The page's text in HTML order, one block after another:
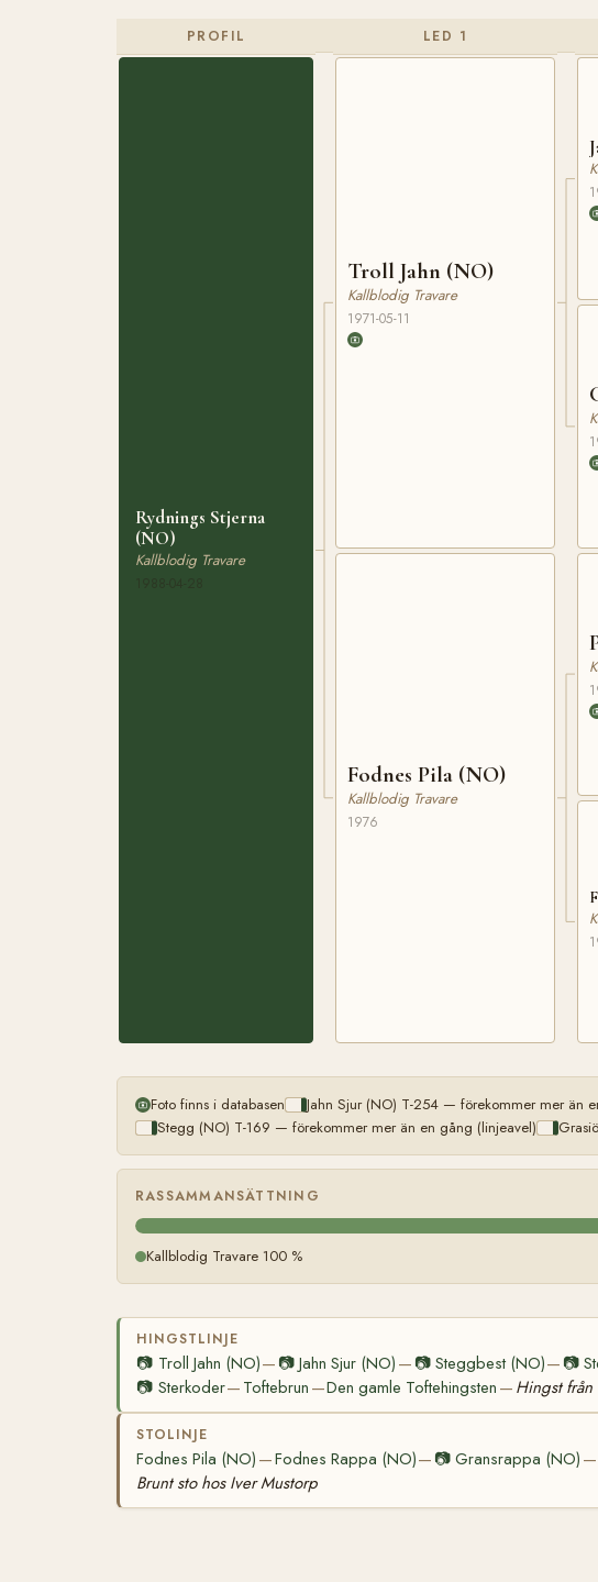
PROFIL
Rydnings Stjerna
(NO)
Kallblodig Travare
LED 1
Troll Jahn (NO)
Kallblodig Travare
1971-05-11
Fodnes Pila (NO)
Kallblodig Travare
1976
Foto finns i databasen Jahn Sjur (NO) T-254 — förekommer mer än
Stegg (NO) T-169 — förekommer mer än en gång (linjeavel)
RASSAMMANSÄTTNING
Kallblodig Travare 100 %
HINGSTLINJE
📷 Troll Jahn (NO)— 📷Jahn Sjur (NO) — 📷 Steggbest (NO)— 📷
📷 Sterkoder— Toftebrun —Den gamle Toftehingsten — Hingst från
STOLINJE
Fodnes Pila (NO) —Fodnes Rappa (NO)— 📷Gransrappa (NO) —
Brunt sto hos Iver Mustorp